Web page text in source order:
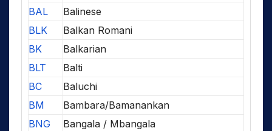
BAL
Balinese
BLK
Balkan Romani
BK
Balkarian
BLT
Balti
BC
Baluchi
BM
Bambara/Bamanankan
BNG
Bangala / Mbangala